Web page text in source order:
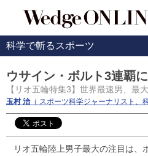
科学で斬るスポーツ
ウサイン・ボルト3連覇
【リオ五輪特集3】世界最速男、最
玉村 治（ スポーツ科学ジャーナリスト、
リオ五輪陸上男子最大の注目は、